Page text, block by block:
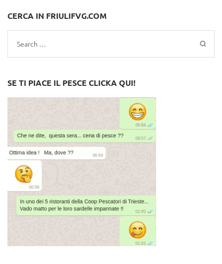
CERCA IN FRIULIFVG.COM
Search
for:
SE TI PIACE IL PESCE CLICKA QUI!